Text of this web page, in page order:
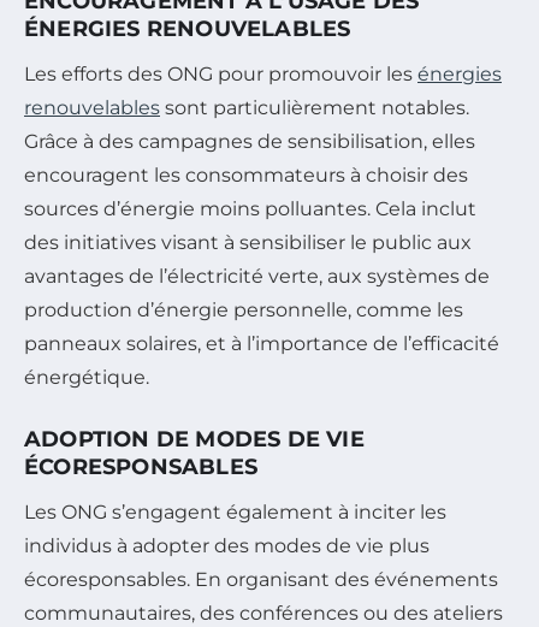
ÉNERGIES RENOUVELABLES
Les efforts des ONG pour promouvoir les énergies
renouvelables sont particulièrement notables.
Grâce à des campagnes de sensibilisation, elles
encouragent les consommateurs à choisir des
sources d’énergie moins polluantes. Cela inclut
des initiatives visant à sensibiliser le public aux
avantages de l’électricité verte, aux systèmes de
production d’énergie personnelle, comme les
panneaux solaires, et à l’importance de l’efficacité
énergétique.
ADOPTION DE MODES DE VIE
ÉCORESPONSABLES
Les ONG s’engagent également à inciter les
individus à adopter des modes de vie plus
écoresponsables. En organisant des événements
communautaires, des conférences ou des ateliers